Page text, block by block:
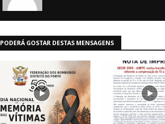
PODERÁ GOSTAR DESTAS MENSAGENS